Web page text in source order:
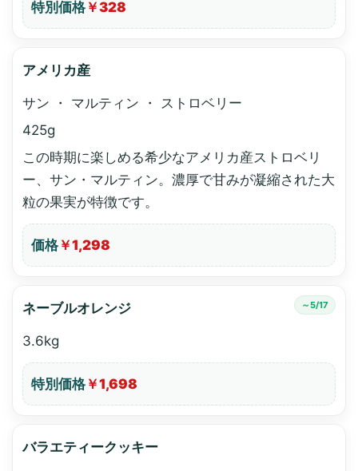
特別価格 ￥328
アメリカ産
サン ・ マルティン ・ ストロベリー
425g
この時期に楽しめる希少なアメリカ産ストロベリ
ー、サン・マルティン。濃厚で甘みが凝縮された大
粒の果実が特徴です。
価格 ￥1,298
ネーブルオレンジ ～5/17
3.6kg
特別価格 ￥1,698
バラエティークッキー